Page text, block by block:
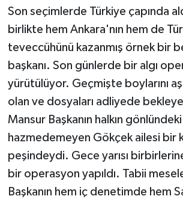
Son seçimlerde Türkiye çapında
birlikte hem Ankara'nın hem de
teveccühünü kazanmış örnek bir
başkanı. Son günlerde bir algı
yürütülüyor. Geçmişte boylarını
olan ve dosyaları adliyede
Mansur Başkanın halkın
hazmedemeyen Gökçek ailesi bir
peşindeydi. Gece yarısı
bir operasyon yapıldı. Tabii
Başkanın hem iç denetimde hem